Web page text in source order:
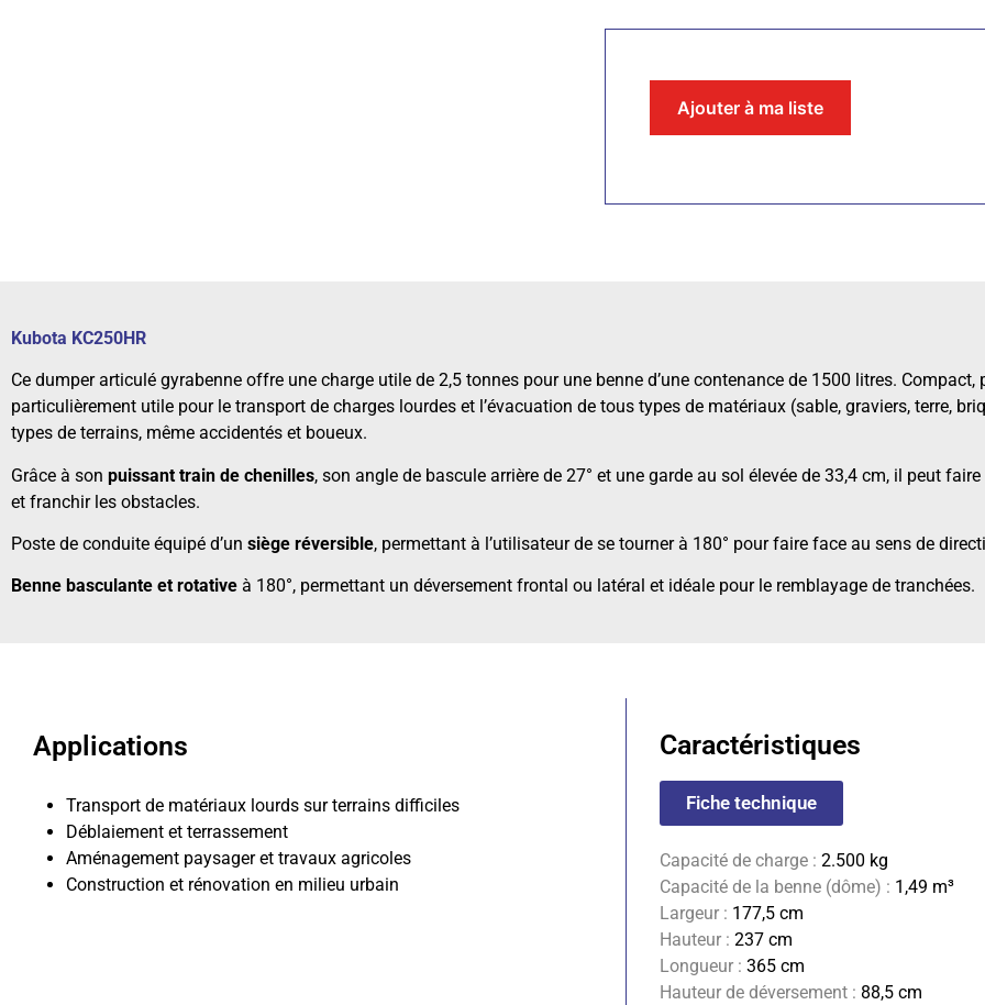
Ajouter à ma liste
Kubota KC250HR
Ce dumper articulé gyrabenne offre une charge utile de 2,5 tonnes pour une benne d’une contenance de 1500 litres. Compact,
particulièrement utile pour le transport de charges lourdes et l’évacuation de tous types de matériaux (sable, graviers, terre,
types de terrains, même accidentés et boueux.
Grâce à son puissant train de chenilles, son angle de bascule arrière de 27° et une garde au sol élevée de 33,4 cm, il peut
et franchir les obstacles.
Poste de conduite équipé d’un siège réversible, permettant à l’utilisateur de se tourner à 180° pour faire face au sens de
Benne basculante et rotative à 180°, permettant un déversement frontal ou latéral et idéale pour le remblayage de tranchées.
Applications
Transport de matériaux lourds sur terrains difficiles
Déblaiement et terrassement
Aménagement paysager et travaux agricoles
Construction et rénovation en milieu urbain
Caractéristiques
Fiche technique
Capacité de charge : 2.500 kg
Capacité de la benne (dôme) : 1,49 m³
Largeur : 177,5 cm
Hauteur : 237 cm
Longueur : 365 cm
Hauteur de déversement : 88,5 cm